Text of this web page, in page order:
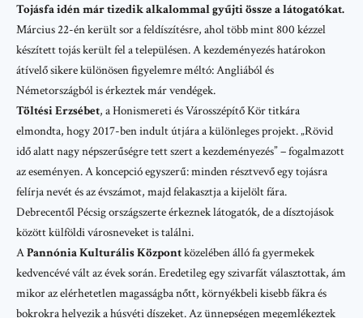
Tojásfa idén már tizedik alkalommal gyűjti össze a látogatókat.
Március 22-én került sor a feldíszítésre, ahol több mint 800 kézzel
készített tojás került fel a településen. A kezdeményezés határokon
átívelő sikere különösen figyelemre méltó:Angliábólés
Németországbólis érkeztek már vendégek.
Töltési Erzsébet, a Honismereti és Városszépítő Kör titkára
elmondta, hogy 2017-ben indult útjára a különleges projekt. „Rövid
idő alatt nagy népszerűségre tett szert a kezdeményezés” – fogalmazott
az eseményen. A koncepció egyszerű: minden résztvevő egy tojásra
felírja nevét és az évszámot, majd felakasztja a kijelölt fára.
DebrecentőlPécsigországszerte érkeznek látogatók, de a dísztojások
között külföldi városneveket is találni.
APannónia Kulturális Központközelében álló fa gyermekek
kedvencévé vált az évek során. Eredetileg egy szivarfát választottak, ám
mikor az elérhetetlen magasságba nőtt, környékbeli kisebb fákra és
bokrokra helyezik a húsvéti díszeket. Az ünnepségen megemlékeztek